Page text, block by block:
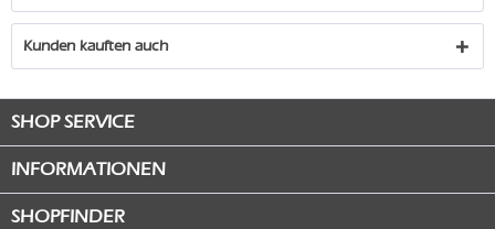
Kunden kauften auch
SHOP SERVICE
INFORMATIONEN
SHOPFINDER